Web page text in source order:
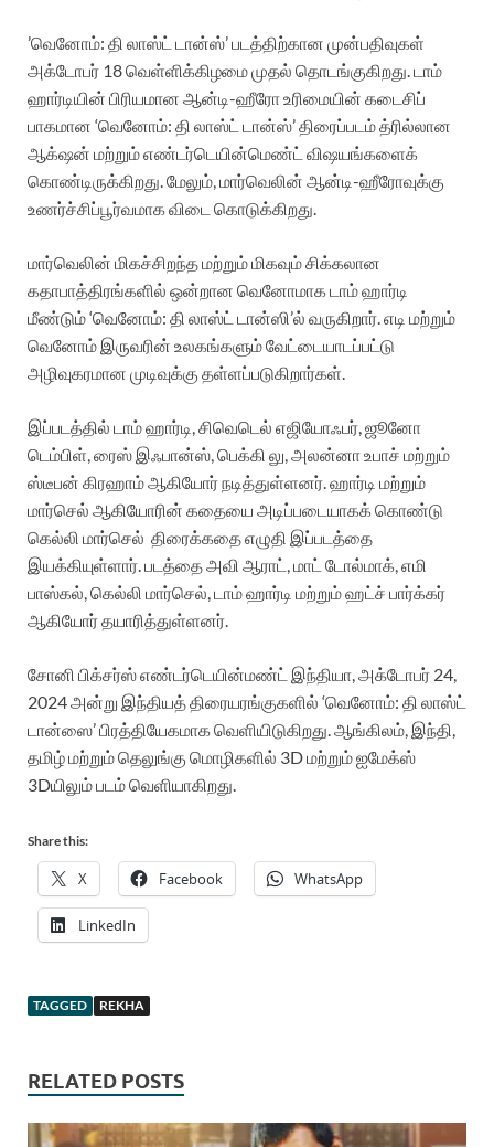
’வெனோம்: தி லாஸ்ட் டான்ஸ்’ படத்திற்கான முன்பதிவுகள்
அக்டோபர் 18 வெள்ளிக்கிழமை முதல் தொடங்குகிறது. டாம்
ஹார்டியின் பிரியமான ஆன்டி-ஹீரோ உரிமையின் கடைசிப்
பாகமான ‘வெனோம்: தி லாஸ்ட் டான்ஸ்’ திரைப்படம் த்ரில்லான
ஆக்‌ஷன் மற்றும் எண்டர்டெயின்மெண்ட் விஷயங்களைக்
கொண்டிருக்கிறது. மேலும், மார்வெலின் ஆன்டி-ஹீரோவுக்கு
உணர்ச்சிப்பூர்வமாக விடை கொடுக்கிறது.
மார்வெலின் மிகச்சிறந்த மற்றும் மிகவும் சிக்கலான
கதாபாத்திரங்களில் ஒன்றான வெனோமாக டாம் ஹார்டி
மீண்டும் ‘வெனோம்: தி லாஸ்ட் டான்ஸி’ல் வருகிறார். எடி மற்றும்
வெனோம் இருவரின் உலகங்களும் வேட்டையாடப்பட்டு
அழிவுகரமான முடிவுக்கு தள்ளப்படுகிறார்கள்.
இப்படத்தில் டாம் ஹார்டி, சிவெடெல் எஜியோஃபர், ஜூனோ
டெம்பிள், ரைஸ் இஃபான்ஸ், பெக்கி லு, அலன்னா உபாச் மற்றும்
ஸ்டீபன் கிரஹாம் ஆகியோர் நடித்துள்ளனர். ஹார்டி மற்றும்
மார்செல் ஆகியோரின் கதையை அடிப்படையாகக் கொண்டு
கெல்லி மார்செல் திரைக்கதை எழுதி இப்படத்தை
இயக்கியுள்ளார். படத்தை அவி ஆராட், மாட் டோல்மாக், எமி
பாஸ்கல், கெல்லி மார்செல், டாம் ஹார்டி மற்றும் ஹட்ச் பார்க்கர்
ஆகியோர் தயாரித்துள்ளனர்.
சோனி பிக்சர்ஸ் எண்டர்டெயின்மண்ட் இந்தியா, அக்டோபர் 24,
2024 அன்று இந்தியத் திரையரங்குகளில் ‘வெனோம்: தி லாஸ்ட்
டான்ஸை’ பிரத்தியேகமாக வெளியிடுகிறது. ஆங்கிலம், இந்தி,
தமிழ் மற்றும் தெலுங்கு மொழிகளில் 3D மற்றும் ஐமேக்ஸ்
3Dயிலும் படம் வெளியாகிறது.
Share this:
X Facebook WhatsApp
LinkedIn
TAGGED REKHA
RELATED POSTS